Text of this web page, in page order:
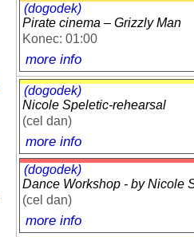
(dogodek)
Pirate cinema – Grizzly Man
Konec: 01:00
more info
(dogodek)
Nicole Speletic-rehearsal
(cel dan)
more info
(dogodek)
Dance Workshop - by Nicole
(cel dan)
more info